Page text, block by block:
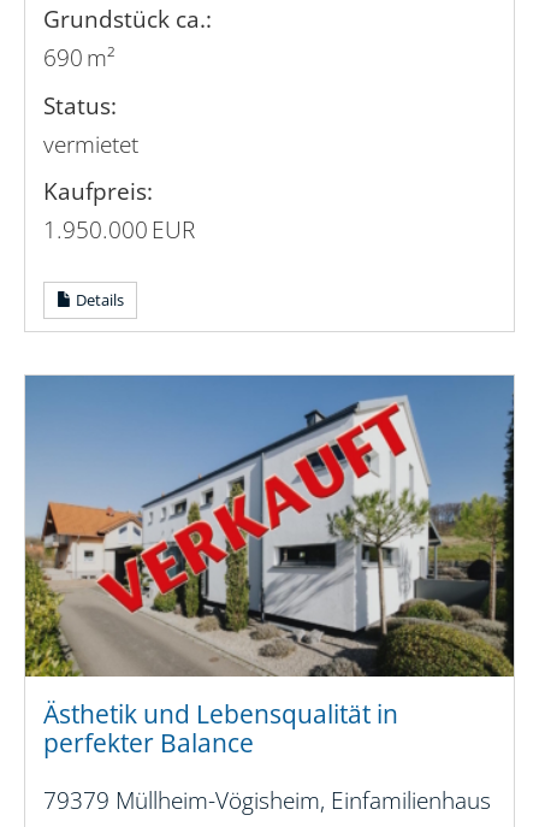
Grund­stück ca.:
690 m²
Status:
vermietet
Kaufpreis:
1.950.000 EUR
Details
Ästhetik und Lebensqualität in
perfekter Balance
79379 Müllheim-Vögisheim, Einfamilienhaus